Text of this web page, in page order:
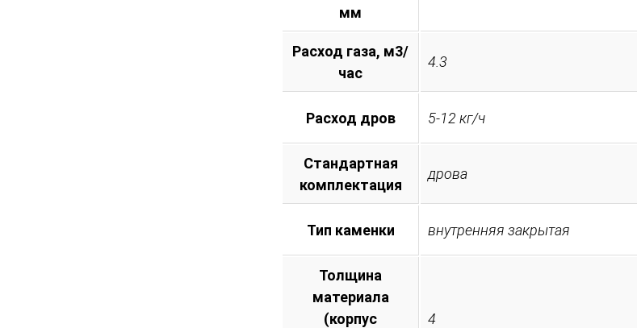
мм
Расход газа, м3/
час
4.3
Расход дров 5-12 кг/ч
Стандартная
комплектация
дрова
Тип каменки внутренняя закрытая
Толщина
материала
(корпус
4